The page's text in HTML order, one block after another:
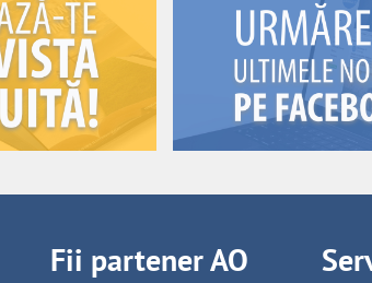
Fii partener AO